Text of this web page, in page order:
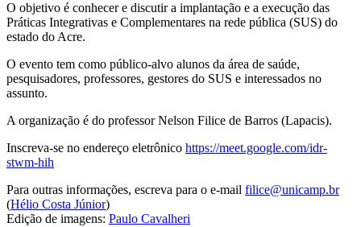
O objetivo é conhecer e discutir a implantação e a execução das
Práticas Integrativas e Complementares na rede pública (SUS) do
estado do Acre.
O evento tem como público-alvo alunos da área de saúde,
pesquisadores, professores, gestores do SUS e interessados no
assunto.
A organização é do professor Nelson Filice de Barros (Lapacis).
Inscreva-se no endereço eletrônico https://meet.google.com/idr-
stwm-hih
Para outras informações, escreva para o e-mail filice@unicamp.br
(Hélio Costa Júnior)
Edição de imagens: Paulo Cavalheri